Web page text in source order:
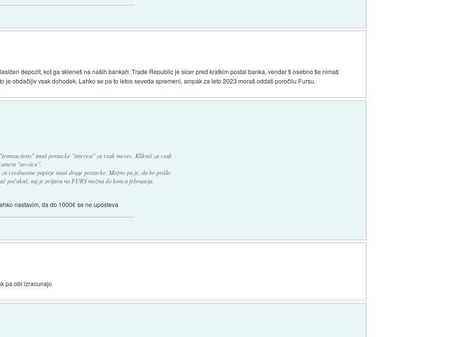
depozit, kot ga skleneš na naših bankah. Trade Republic je sicer pred kratkim postal banka, vendar ti osebno še nimaš
je obdačljiv vsak dohodek. Lahko se pa to letos seveda spremeni, ampak za leto 2023 moraš oddati poročilu Fursu.
imaš postavke "interest" za vsak mesec. Klikniš za vsak
"invoice".
vrednostne papirje imaš druge postavke. Možno pa je, da bo prišlo
počakaš, saj je prijava na FURS možna do konca februarja.
nastavim, da do 1000€ se ne uposteva
pa obi izracunajo